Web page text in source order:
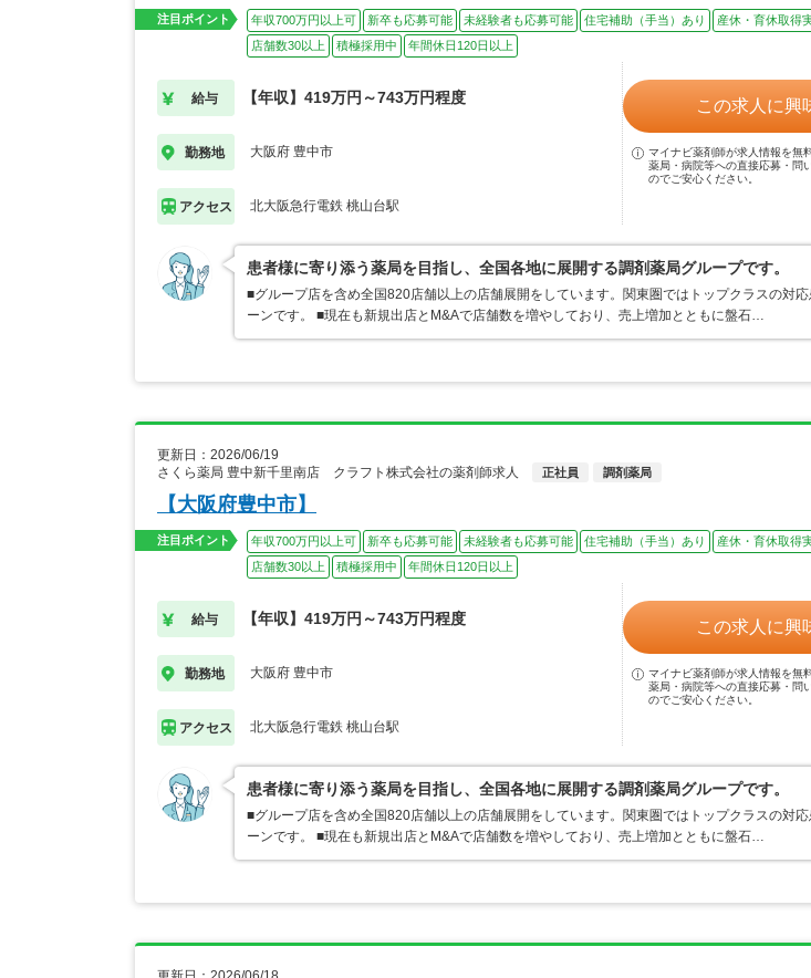
注目ポイント 年収700万円以上可 新卒も応募可能 未経験者も応募可能 住宅補助（手当）あり 産休・育休取得
店舗数30以上
積極採用中 年間休日120日以上
給与 【年収】419万円～743万円程度
勤務地 大阪府 豊中市
アクセス 北大阪急行電鉄 桃山台駅
この求人に興
マイナビ薬剤師が求人情報を無
薬局・病院等への直接応募・問
のでご安心ください。
患者様に寄り添う薬局を目指し、全国各地に展開する調剤薬局グループです。
■グループ店を含め全国820店舗以上の店舗展開をしています。関東圏ではトップクラスの対
ーンです。 ■現在も新規出店とM&Aで店舗数を増やしており、売上増加とともに盤石…
更新日：2026/06/19
さくら薬局 豊中新千里南店 クラフト株式会社の薬剤師求人
正社員 調剤薬局
【大阪府豊中市】
注目ポイント 年収700万円以上可 新卒も応募可能 未経験者も応募可能 住宅補助（手当）あり 産休・育休取得
店舗数30以上
積極採用中 年間休日120日以上
給与 【年収】419万円～743万円程度
勤務地 大阪府 豊中市
アクセス 北大阪急行電鉄 桃山台駅
この求人に興
マイナビ薬剤師が求人情報を無
薬局・病院等への直接応募・問
のでご安心ください。
患者様に寄り添う薬局を目指し、全国各地に展開する調剤薬局グループです。
■グループ店を含め全国820店舗以上の店舗展開をしています。関東圏ではトップクラスの対
ーンです。 ■現在も新規出店とM&Aで店舗数を増やしており、売上増加とともに盤石…